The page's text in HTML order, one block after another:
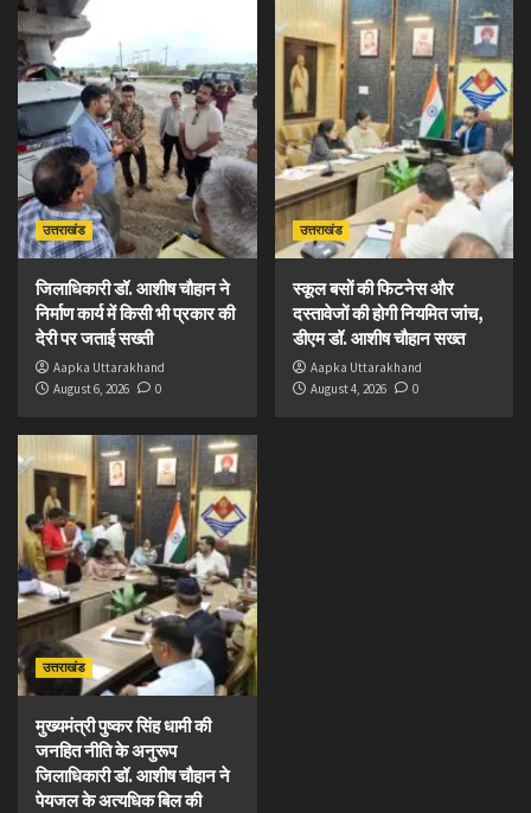
उत्तराखंड
जिलाधिकारी डॉ. आशीष चौहान ने
निर्माण कार्य में किसी भी प्रकार की
देरी पर जताई सख्ती
Aapka Uttarakhand
August 6, 2026
0
उत्तराखंड
स्कूल बसों की फिटनेस और
दस्तावेजों की होगी नियमित जांच,
डीएम डॉ. आशीष चौहान सख्त
Aapka Uttarakhand
August 4, 2026
0
उत्तराखंड
मुख्यमंत्री पुष्कर सिंह धामी की
जनहित नीति के अनुरूप
जिलाधिकारी डॉ. आशीष चौहान ने
पेयजल के अत्यधिक बिल की